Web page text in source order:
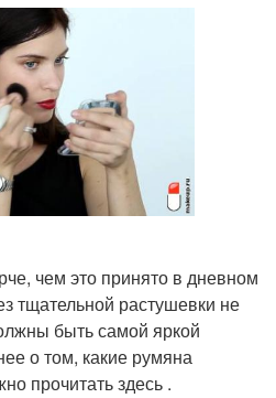
чем это принято в дневном
тщательной растушевки не
быть самой яркой
о том, какие румяна
прочитать здесь .